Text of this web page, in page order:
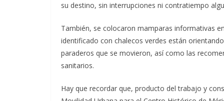
su destino, sin interrupciones ni contratiempo
También, se colocaron mamparas informativas
identificado con chalecos verdes están
paraderos que se movieron, así como las
sanitarios.
Hay que recordar que, producto del trabajo y